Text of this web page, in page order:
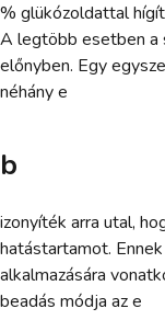
% glükózoldattal
A legtöbb esetben a
előnyben. Egy
néhány e
b
izonyíték arra utal,
hatástartamot.
alkalmazására
beadás módja az e